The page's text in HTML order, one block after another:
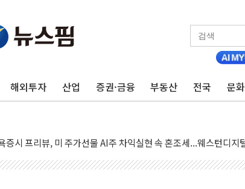
해외투자 산업 증권·금융 부동산 전국 문
증시, 견조한 실적 소화하며 대부분 상승… "2분기 기업 순이익
아니아 국방 "러, 우크라 드론으로 나토 회원국 공격 검토… 거짓
증시 개장 전 특징주...모더나·아이온큐·도어대시↑ VS 샌디스
관 장관 "영업이익 N% 성과급 반대…상법·자본시장법 개정 논
대, 북한 단거리 탄도미사일 발사에 긴급 안보 점검회의
7주 만에 최고…美 고용 둔화·호르무즈 재개방 기대에 강세